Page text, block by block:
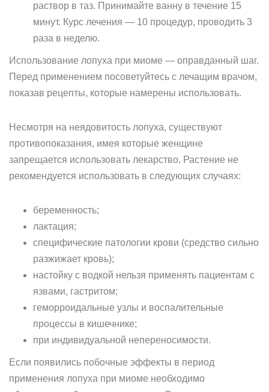
раствор в таз. Принимайте ванну в течение 15
минут. Курс лечения — 10 процедур, проводить 3
раза в неделю.
Использование лопуха при миоме — оправданный шаг.
Перед применением посоветуйтесь с лечащим врачом,
показав рецепты, которые намерены использовать.
Несмотря на неядовитость лопуха, существуют
противопоказания, имея которые женщине
запрещается использовать лекарство. Растение не
рекомендуется использовать в следующих случаях:
беременность;
лактация;
специфические патологии крови (средство сильно
разжижает кровь);
настойку с водкой нельзя применять пациентам с
язвами, гастритом;
геморроидальные узлы и воспалительные
процессы в кишечнике;
при индивидуальной непереносимости.
Если появились побочные эффекты в период
применения лопуха при миоме необходимо